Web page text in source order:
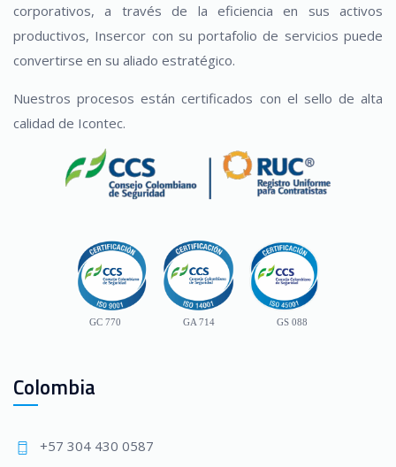
corporativos, a través de la eficiencia en sus activos
productivos, Insercor con su portafolio de servicios puede
convertirse en su aliado estratégico.
Nuestros procesos están certificados con el sello de alta
calidad de Icontec.
GC 770 GA 714 GS 088
Colombia
+57 304 430 0587